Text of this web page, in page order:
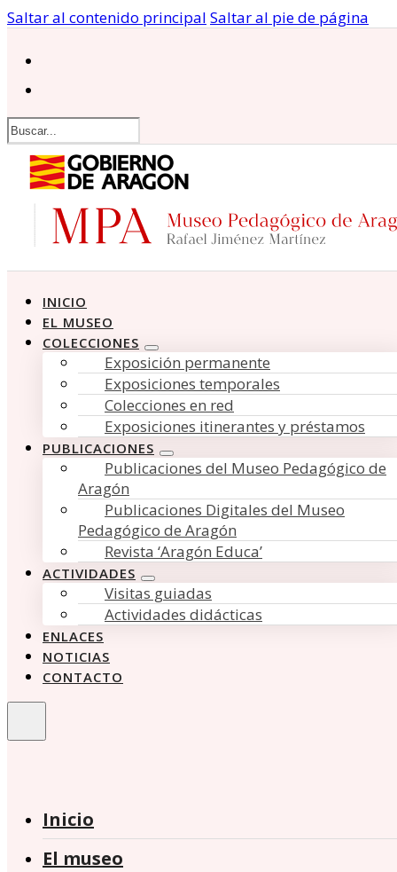
Saltar al contenido principal Saltar al pie de página
Buscar
INICIO
EL MUSEO
COLECCIONES
Exposición permanente
Exposiciones temporales
Colecciones en red
Exposiciones itinerantes y préstamos
PUBLICACIONES
Publicaciones del Museo Pedagógico de
Aragón
Publicaciones Digitales del Museo
Pedagógico de Aragón
Revista ‘Aragón Educa’
ACTIVIDADES
Visitas guiadas
Actividades didácticas
ENLACES
NOTICIAS
CONTACTO
Inicio
El museo